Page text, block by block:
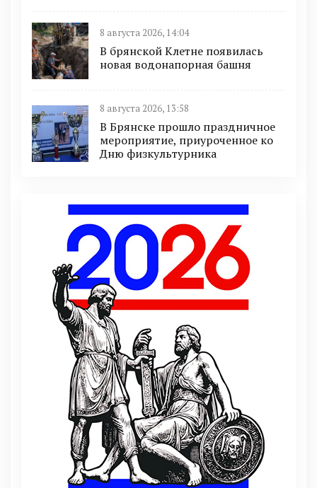
8 августа 2026, 14:04
В брянской Клетне появилась
новая водонапорная башня
8 августа 2026, 13:58
В Брянске прошло праздничное
мероприятие, приуроченное ко
Дню физкультурника